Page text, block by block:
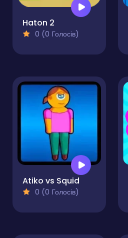
Haton 2
0 (0 Голосів)
Atiko vs Squid
0 (0 Голосів)